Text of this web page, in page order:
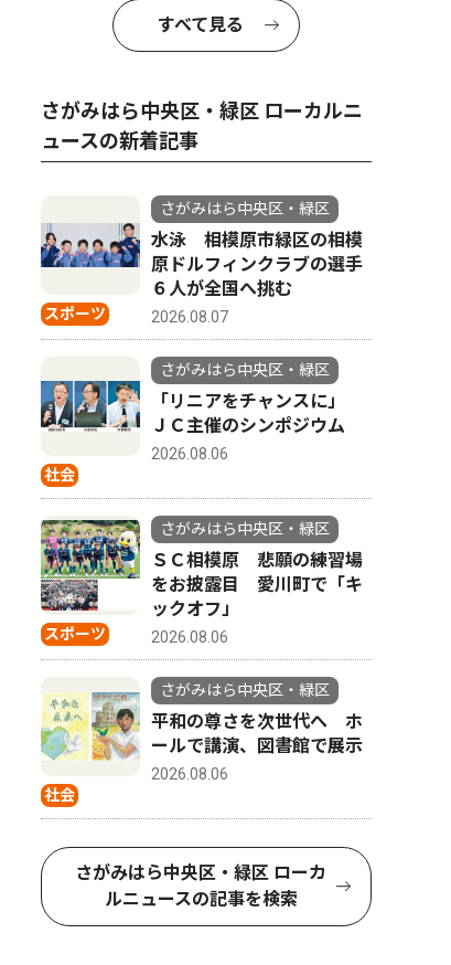
4
すべて見る
さがみはら中央区・緑区 ローカルニ
ュースの新着記事
スポーツ
さがみはら中央区・緑区
水泳 相模原市緑区の相模
原ドルフィンクラブの選手
６人が全国へ挑む
2026.08.07
社会
さがみはら中央区・緑区
「リニアをチャンスに」
ＪＣ主催のシンポジウム
2026.08.06
スポーツ
さがみはら中央区・緑区
ＳＣ相模原 悲願の練習場
をお披露目 愛川町で「キ
ックオフ」
2026.08.06
社会
さがみはら中央区・緑区
平和の尊さを次世代へ ホ
ールで講演、図書館で展示
2026.08.06
さがみはら中央区・緑区 ローカ
ルニュースの記事を検索